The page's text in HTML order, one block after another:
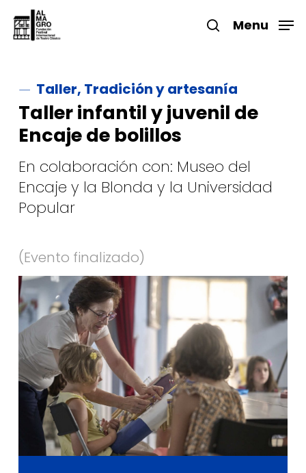
main
search
Menu
Taller, Tradición y artesanía
Taller infantil y juvenil de
Encaje de bolillos
En colaboración con: Museo del
Encaje y la Blonda y la Universidad
Popular